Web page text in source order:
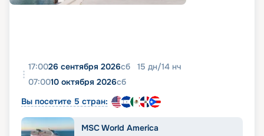
17:0026 сентября 2026сб 15 дн/14 нч
07:0010 октября 2026сб
Вы посетите 5 стран:
MSC World America